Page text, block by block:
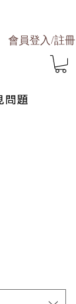
會員登入/註冊
問題